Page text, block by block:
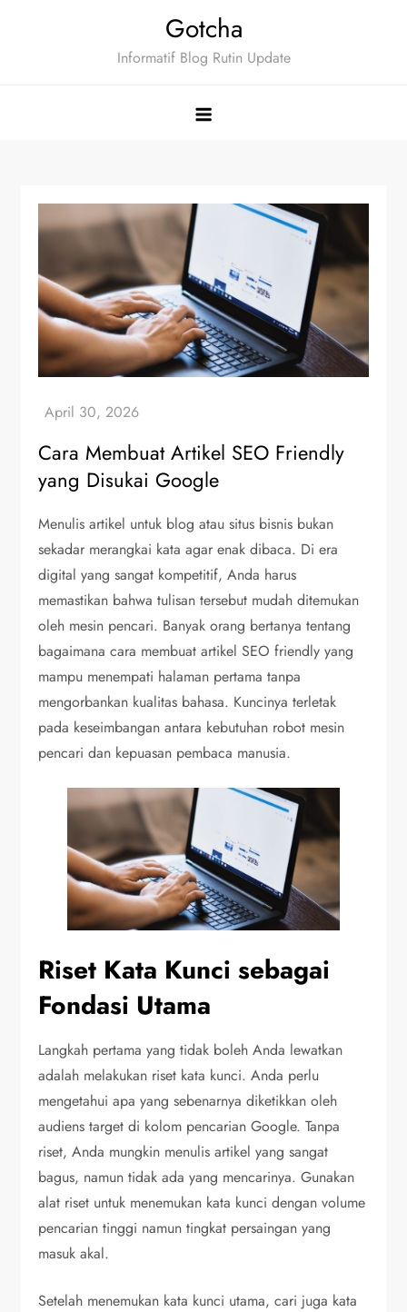
Gotcha
Informatif Blog Rutin Update
Cara Membuat Artikel SEO Friendly
yang Disukai Google
Menulis artikel untuk blog atau situs bisnis bukan
sekadar merangkai kata agar enak dibaca. Di era
digital yang sangat kompetitif, Anda harus
memastikan bahwa tulisan tersebut mudah ditemukan
oleh mesin pencari. Banyak orang bertanya tentang
bagaimana cara membuat artikel SEO friendly yang
mampu menempati halaman pertama tanpa
mengorbankan kualitas bahasa. Kuncinya terletak
pada keseimbangan antara kebutuhan robot mesin
pencari dan kepuasan pembaca manusia.
Riset Kata Kunci sebagai
Fondasi Utama
Langkah pertama yang tidak boleh Anda lewatkan
adalah melakukan riset kata kunci. Anda perlu
mengetahui apa yang sebenarnya diketikkan oleh
audiens target di kolom pencarian Google. Tanpa
riset, Anda mungkin menulis artikel yang sangat
bagus, namun tidak ada yang mencarinya. Gunakan
alat riset untuk menemukan kata kunci dengan volume
pencarian tinggi namun tingkat persaingan yang
masuk akal.
Setelah menemukan kata kunci utama, cari juga kata